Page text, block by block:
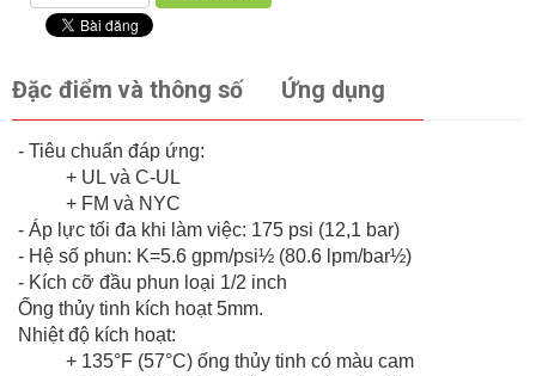
Đặc điểm và thông số Ứng dụng
- Tiêu chuẩn đáp ứng:
+ UL và C-UL
+ FM và NYC
- Áp lực tối đa khi làm việc: 175 psi (12,1 bar)
- Hệ số phun: K=5.6 gpm/psi½ (80.6 lpm/bar½)
- Kích cỡ đầu phun loại 1/2 inch
Ống thủy tinh kích hoạt 5mm.
Nhiệt độ kích hoạt:
+ 135°F (57°C) ống thủy tinh có màu cam